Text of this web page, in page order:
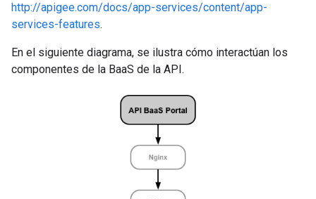
http://apigee.com/docs/app-services/content/app-
services-features.
En el siguiente diagrama, se ilustra cómo interactúan los
componentes de la BaaS de la API.